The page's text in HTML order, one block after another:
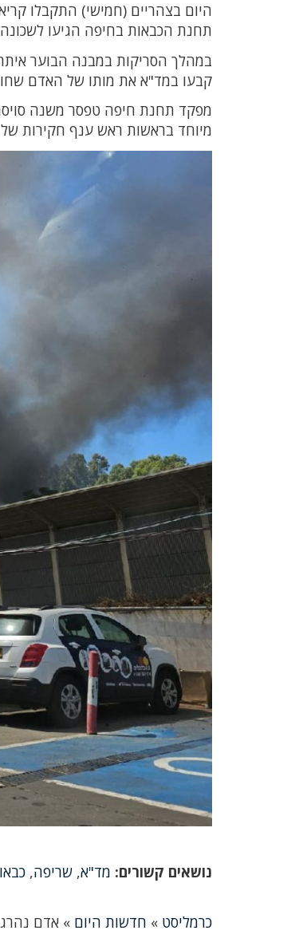
היום בצהריים (חמישי) התקבלו
תחנת הכבאות בחיפה הגיעו
במהלך הסריקות במבנה הבוער
קבעו במד"א את מותו של האדם
מפקד תחנת חיפה טפסר משנה
מיוחד בראשות ראש ענף חקירות
נושאים קשורים: מד"א,שריפה,
כרמליסט » חדשות היום »אדם